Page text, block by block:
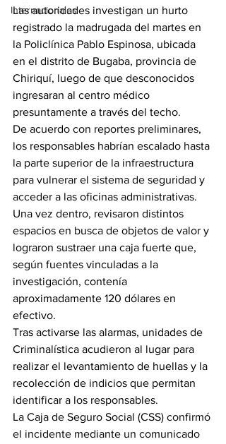
Internacionales
Las autoridades investigan un hurto
registrado la madrugada del martes en
la Policlínica Pablo Espinosa, ubicada
en el distrito de Bugaba, provincia de
Chiriquí, luego de que desconocidos
ingresaran al centro médico
presuntamente a través del techo.
De acuerdo con reportes preliminares,
los responsables habrían escalado hasta
la parte superior de la infraestructura
para vulnerar el sistema de seguridad y
acceder a las oficinas administrativas.
Una vez dentro, revisaron distintos
espacios en busca de objetos de valor y
lograron sustraer una caja fuerte que,
según fuentes vinculadas a la
investigación, contenía
aproximadamente 120 dólares en
efectivo.
Tras activarse las alarmas, unidades de
Criminalística acudieron al lugar para
realizar el levantamiento de huellas y la
recolección de indicios que permitan
identificar a los responsables.
La Caja de Seguro Social (CSS) confirmó
el incidente mediante un comunicado